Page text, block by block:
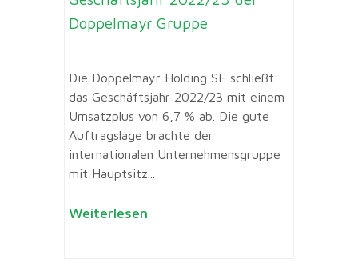
Doppelmayr Gruppe
Die Doppelmayr Holding SE schließt
das Geschäftsjahr 2022/23 mit einem
Umsatzplus von 6,7 % ab. Die gute
Auftragslage brachte der
internationalen Unternehmensgruppe
mit Hauptsitz...
Weiterlesen